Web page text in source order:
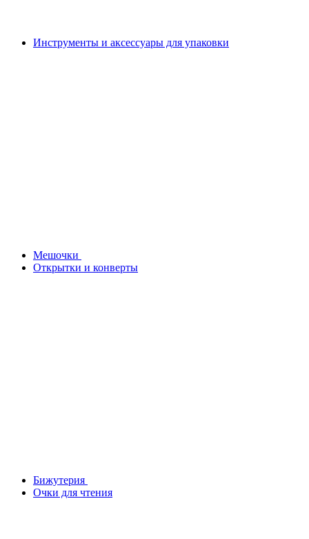
Инструменты и аксессуары для упаковки
Мешочки
Открытки и конверты
Бижутерия
Очки для чтения